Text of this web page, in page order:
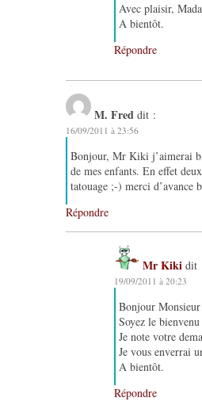
Avec plaisir,
A bientôt.
Répondre
M. Fred dit :
16/09/2011 à 23:56
Bonjour, Mr Kiki j’aimerai
de mes enfants. En effet
tatouage ;-) merci d’avance
Répondre
Mr Kiki dit
19/09/2011 à 20:23
Bonjour
Soyez le
Je note votre
Je vous enverrai
A bientôt.
Répondre